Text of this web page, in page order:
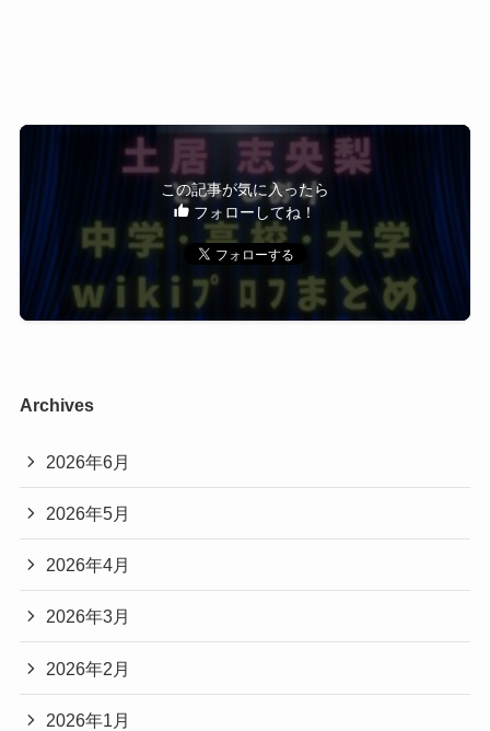
子中高等学校
聖徳太子の設立した四天王寺敬田院をルーツにし
学校法人四天王寺学園が運営する女子中学高校の
一貫校です。
私立で中高一貫校の場合は中学受験をして内部進
中高一貫校
中学校と高校を一貫して運営する学校のこ
生徒は中学から高校まで同じ学校で学び、
一貫したカリキュラムや教育方針に基づい
て教育を受けます。
（最終学歴は京都芸術大学卒業）
大学在学中にはオーディションを経て
２０１５年公開映画『赤い玉』(高橋伴明監督)に出
演し
大胆な演技で注目を集めたのは記憶に新しいので
はないでしょうか。
土居志央梨さんの大学を決めたきっかけ
土居志央梨さんの大学を決めたきっかけ
の一つは京都芸術大学のきれいなパンフ
レットだったそうです。
土居志央梨さんは３歳から１６年間クラシックバ
レエを続けてきたそうです。
将来はプロのバレエダンサーになりたいと思って
いたのだそう。
この記事が気に入ったら
フォローしてね！
Archives
2026年6月
2026年5月
2026年4月
2026年3月
2026年2月
2026年1月